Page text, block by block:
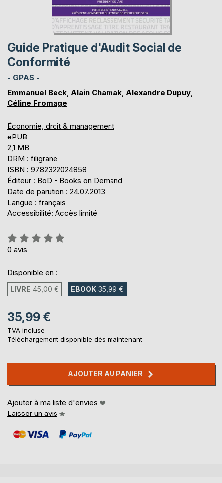
Guide Pratique d'Audit Social de
Conformité
- GPAS -
Emmanuel Beck, Alain Chamak, Alexandre Dupuy,
Céline Fromage
Économie, droit & management
ePUB
2,1 MB
DRM : filigrane
ISBN : 9782322024858
Éditeur : BoD - Books on Demand
Date de parution : 24.07.2013
Langue : français
Accessibilité: Accès limité
Évaluation:
0%
0 avis
Disponible en :
LIVRE 45,00 € EBOOK 35,99 €
35,99 €
TVA incluse
Téléchargement disponible dès maintenant
AJOUTER AU PANIER
Ajouter à ma liste d'envies
Laisser un avis